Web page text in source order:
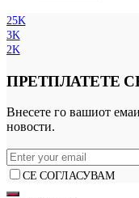
25K
3K
2K
ПРЕТПЛАТЕТЕ
Внесете го вашиот
новости.
СЕ СОГЛАСУВАМ